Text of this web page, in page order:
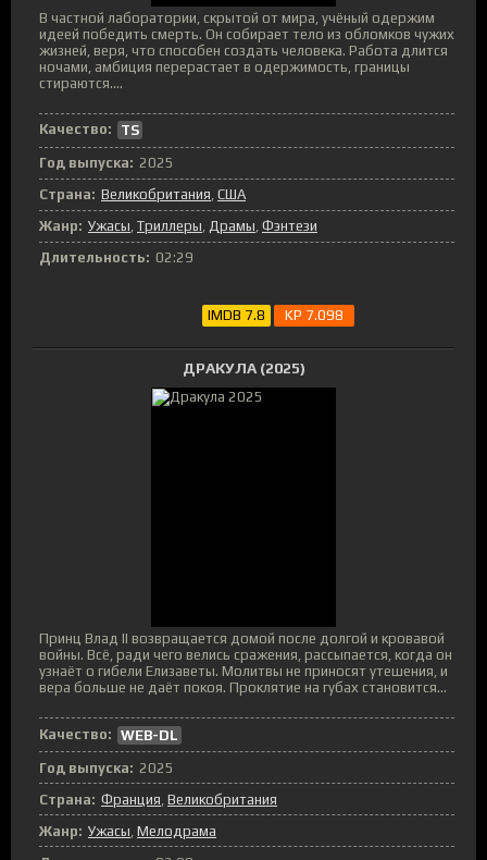
IMDB 7.8 KP 7.098
В частной лаборатории, скрытой от мира, учёный одержим
идеей победить смерть. Он собирает тело из обломков чужих
жизней, веря, что способен создать человека. Работа длится
ночами, амбиция перерастает в одержимость, границы
стираются....
Качество:
TS
Год выпуска: 2025
Страна: Великобритания, США
Жанр: Ужасы, Триллеры, Драмы, Фэнтези
Длительность: 02:29
ДРАКУЛА (2025)
Принц Влад II возвращается домой после долгой и кровавой
войны. Всё, ради чего велись сражения, рассыпается, когда он
узнаёт о гибели Елизаветы. Молитвы не приносят утешения, и
вера больше не даёт покоя. Проклятие на губах становится...
Качество: WEB-DL
Год выпуска: 2025
Страна: Франция Великобритания
Жанр: Ужасы Мелодрама